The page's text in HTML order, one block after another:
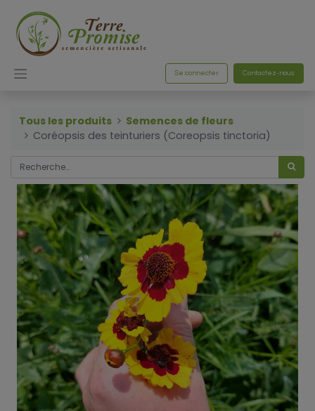
Se connecter Contactez-nous
Tous les produits
Semences de fleurs
Coréopsis des teinturiers (Coreopsis tinctoria)